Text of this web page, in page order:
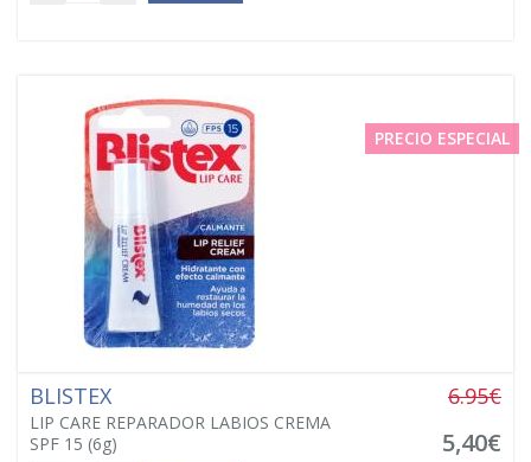
PRECIO ESPECIAL
BLISTEX
LIP CARE REPARADOR LABIOS CREMA
SPF 15 (6g)
6.95€
5,40€